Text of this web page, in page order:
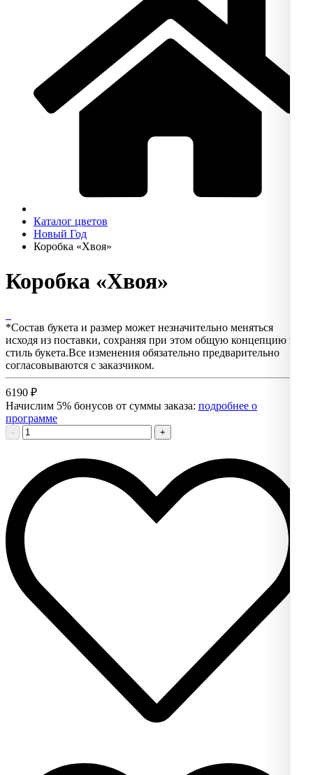
Каталог цветов
Новый Год
Коробка «Хвоя»
Коробка «Хвоя»
*Состав букета и размер может незначительно меняться
исходя из поставки, сохраняя при этом общую концепцию и
стиль букета.Все изменения обязательно предварительно
согласовываются с заказчиком.
6190 ₽
Начислим 5% бонусов от суммы заказа: подробнее о
программе
- +